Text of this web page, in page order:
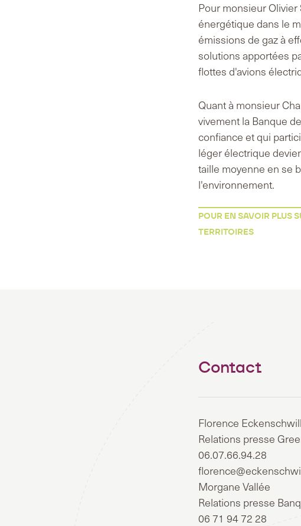
Pour monsieur
énergétique dans le
émissions de gaz à
solutions apportées
flottes d'avions
Quant à monsieur
vivement la Banque
confiance et qui
léger électrique
taille moyenne en se
l'environnement.
POUR EN SAVOIR PLUS
TERRITOIRES
Contact
Florence
Relations presse
06.07.66.94.28
Morgane Vallée
Relations presse
06 71 94 72 28